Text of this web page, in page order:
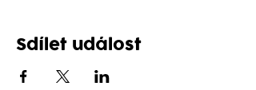
Sdílet událost